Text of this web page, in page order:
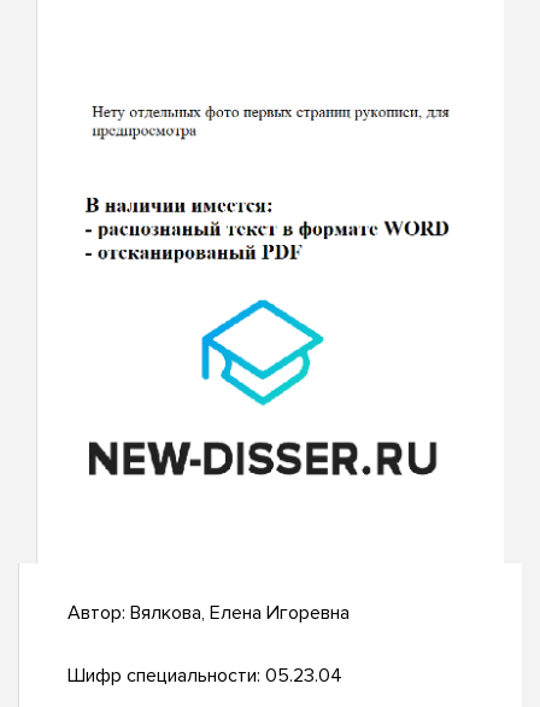
Автор: Вялкова, Елена Игоревна
Шифр специальности: 05.23.04